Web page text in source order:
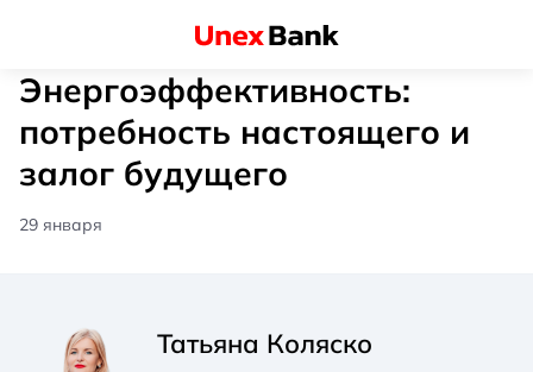
Энергоэффективность:
потребность настоящего и
залог будущего
29 января
Татьяна Коляско